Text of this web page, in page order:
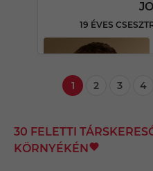
19 ÉVES
1 2 3 4
30 FELETTI
KÖRNYÉKÉN